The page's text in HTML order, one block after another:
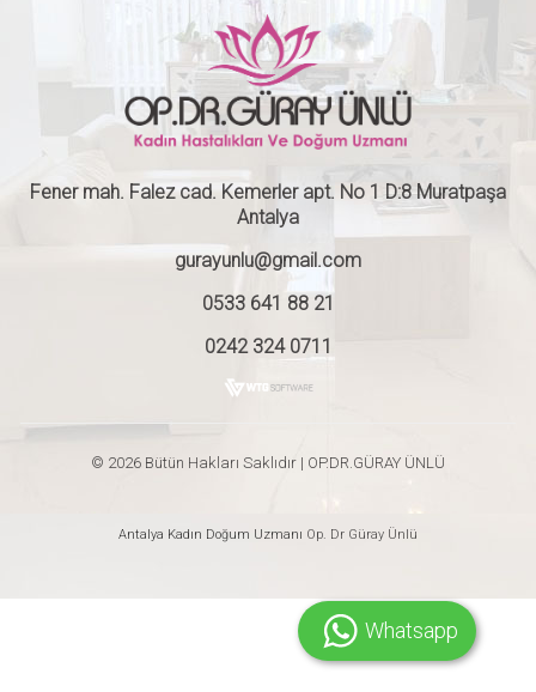
Fener mah. Falez cad. Kemerler apt. No 1 D:8 Muratpaşa
Antalya
gurayunlu@gmail.com
0533 641 88 21
0242 324 0711
© 2026 Bütün Hakları Saklıdır | OP.DR.GÜRAY ÜNLÜ
Antalya Kadın Doğum Uzmanı Op. Dr Güray Ünlü
Whatsapp